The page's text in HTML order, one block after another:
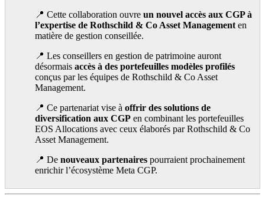
📍 Cette collaboration ouvre un nouvel accès aux CGP à
l’expertise de Rothschild & Co Asset Management en
matière de gestion conseillée.
📍 Les conseillers en gestion de patrimoine auront
désormais accès à des portefeuilles modèles profilés
conçus par les équipes de Rothschild & Co Asset
Management.
📍 Ce partenariat vise à offrir des solutions de
diversification aux CGP en combinant les portefeuilles
EOS Allocations avec ceux élaborés par Rothschild & Co
Asset Management.
📍 De nouveaux partenaires pourraient prochainement
enrichir l’écosystème Meta CGP.